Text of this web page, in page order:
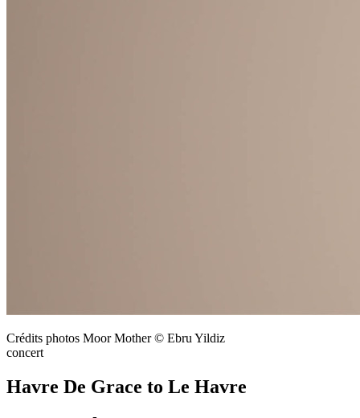
Crédits photos Moor Mother © Ebru Yildiz
concert
Havre De Grace to Le Havre